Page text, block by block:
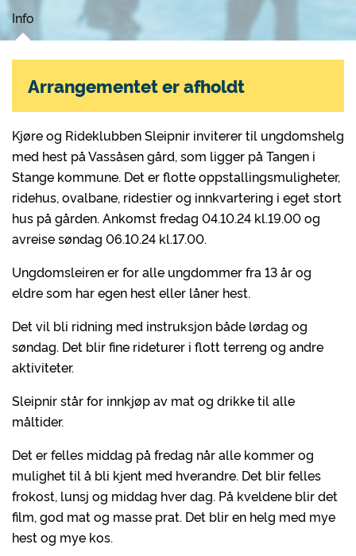
Info
Kjøre og Rideklubben Sleipnir inviterer til ungdomshelg
med hest på Vassåsen gård, som ligger på Tangen i
Stange kommune. Det er flotte oppstallingsmuligheter,
ridehus, ovalbane, ridestier og innkvartering i eget stort
hus på gården. Ankomst fredag 04.10.24 kl.19.00 og
avreise søndag 06.10.24 kl.17.00.
Ungdomsleiren er for alle ungdommer fra 13 år og
eldre som har egen hest eller låner hest.
Det vil bli ridning med instruksjon både lørdag og
søndag. Det blir fine rideturer i flott terreng og andre
aktiviteter.
Sleipnir står for innkjøp av mat og drikke til alle
måltider.
Det er felles middag på fredag når alle kommer og
mulighet til å bli kjent med hverandre. Det blir felles
frokost, lunsj og middag hver dag. På kveldene blir det
film, god mat og masse prat. Det blir en helg med mye
hest og mye kos.
Arrangementet er afholdt